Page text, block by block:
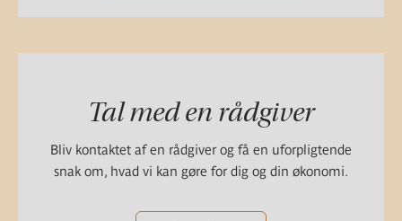
Tal med en rådgiver
Bliv kontaktet af en rådgiver og få en uforpligtende
snak om, hvad vi kan gøre for dig og din økonomi.